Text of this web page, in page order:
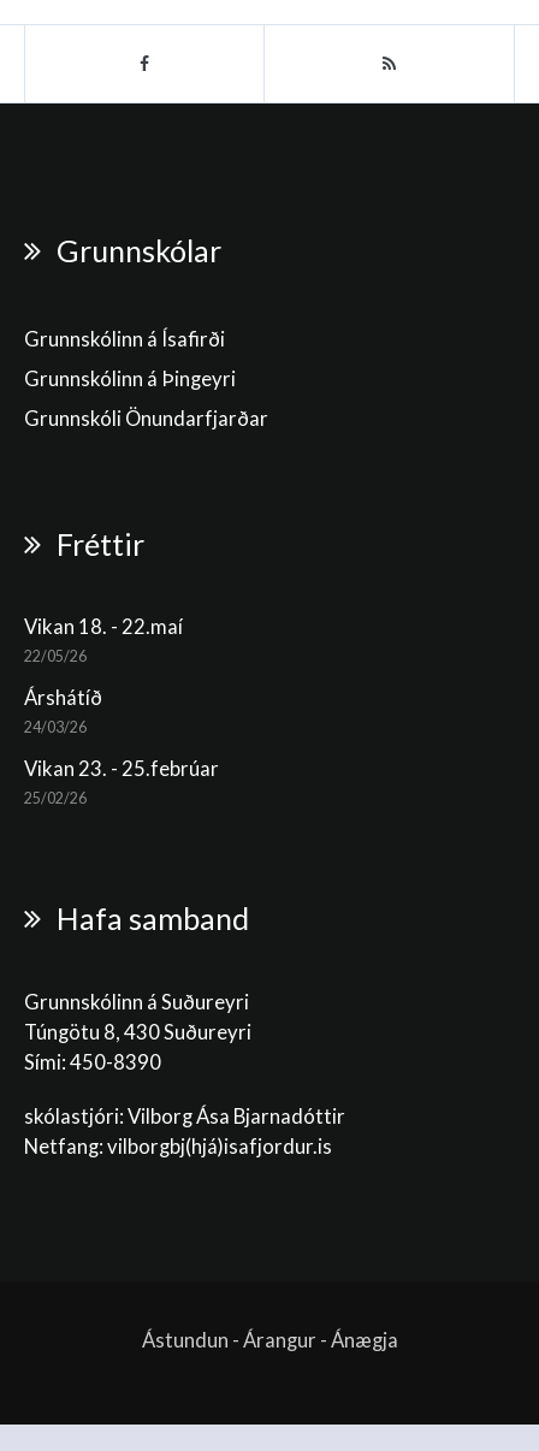
Grunnskólar
Grunnskólinn á Ísafirði
Grunnskólinn á Þingeyri
Grunnskóli Önundarfjarðar
Fréttir
Vikan 18. - 22.maí
22/05/26
Árshátíð
24/03/26
Vikan 23. - 25.febrúar
25/02/26
Hafa samband
Grunnskólinn á Suðureyri
Túngötu 8, 430 Suðureyri
Sími: 450-8390
skólastjóri: Vilborg Ása Bjarnadóttir
Netfang: vilborgbj(hjá)isafjordur.is
Ástundun - Árangur - Ánægja